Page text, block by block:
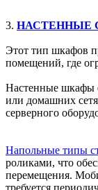
3. НАСТЕННЫЕ
Этот тип шкафов
помещений, где
Настенные шкафы
или домашних
серверного
Напольные типы
роликами, что
перемещения.
требуется